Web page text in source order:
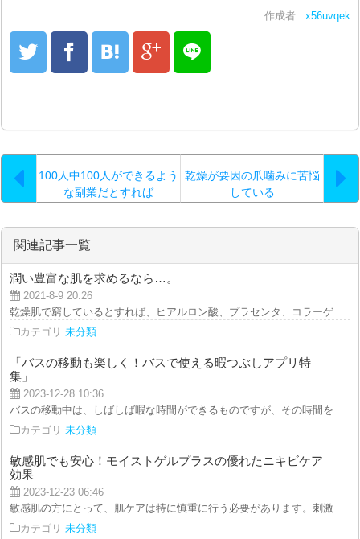
作成者 : x56uvqek
100人中100人ができるよう
な副業だとすれば
乾燥が要因の爪噛みに苦悩
している
関連記事一覧
潤い豊富な肌を求めるなら…。
2021-8-9 20:26
乾燥肌で窮しているとすれば、ヒアルロン酸、プラセンタ、コラーゲンな
カテゴリ 未分類
「バスの移動も楽しく！バスで使える暇つぶしアプリ特
集」
2023-12-28 10:36
バスの移動中は、しばしば暇な時間ができるものですが、その時間を有効
カテゴリ 未分類
敏感肌でも安心！モイストゲルプラスの優れたニキビケア
効果
2023-12-23 06:46
敏感肌の方にとって、肌ケアは特に慎重に行う必要があります。刺激の強
カテゴリ 未分類